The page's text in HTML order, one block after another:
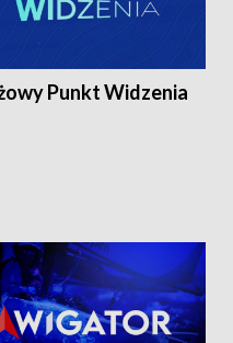
Punkt Widzenia